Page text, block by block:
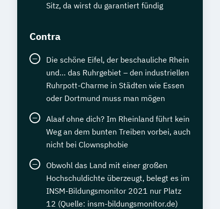
Sitz, da wirst du garantiert fündig
Contra
Die schöne Eifel, der beschauliche Rhein
und… das Ruhrgebiet – den industriellen
Ruhrpott-Charme in Städten wie Essen
oder Dortmund muss man mögen
Alaaf ohne dich? Im Rheinland führt kein
Weg an dem bunten Treiben vorbei, auch
nicht bei Clownsphobie
Obwohl das Land mit einer großen
Hochschuldichte überzeugt, belegt es im
INSM-Bildungsmonitor 2021 nur Platz
12 (Quelle: insm-bildungsmonitor.de)